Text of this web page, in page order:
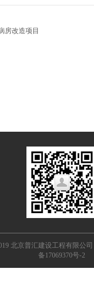
房改造项目
北京普汇建设工程有限公司
备17069370号-2